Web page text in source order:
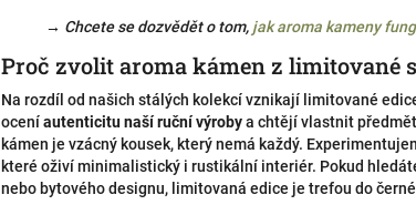
v
k
y
v
ý
p
i
s
u
→ Chcete se dozvědět o tom, jak aroma kameny
Proč zvolit aroma kámen z limitované
Na rozdíl od našich stálých kolekcí vznikají limitované
oceníautenticitu naší ruční výrobya chtějí vlastnit
kámen je vzácný kousek, který nemá každý.
které oživí minimalistický i rustikální interiér. Pokud
nebo bytového designu, limitovaná edice je trefou do